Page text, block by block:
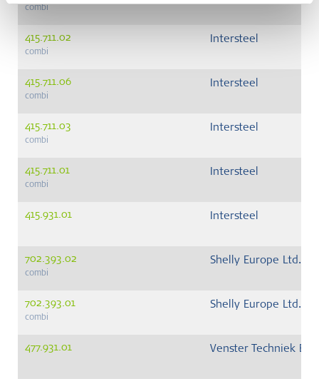
combi
415.711.02
combi
Intersteel
415.711.06
combi
Intersteel
415.711.03
combi
Intersteel
415.711.01
combi
Intersteel
415.931.01 Intersteel
702.393.02
combi
Shelly Europe Ltd.
702.393.01
combi
Shelly Europe Ltd.
477.931.01 Venster Techniek BV